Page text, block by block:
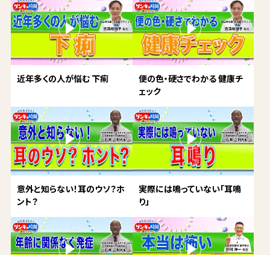
近年多くの人が悩む 下痢
便の色・硬さでわかる 健康チ
ェック
意外と知らない！耳のウソ？ホ
ント？
実際には鳴っていない「耳鳴
り」